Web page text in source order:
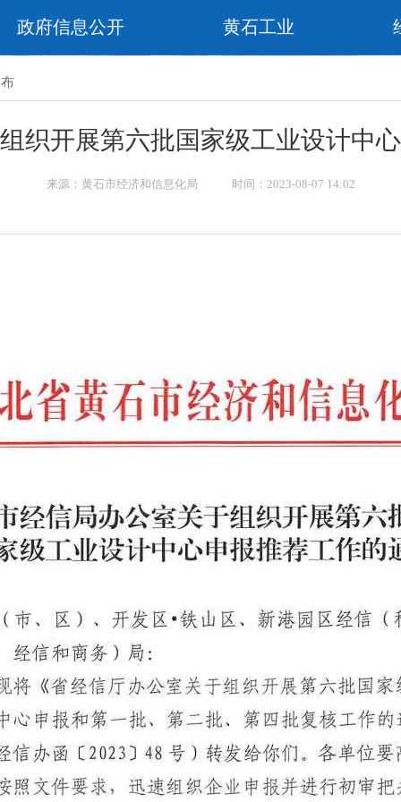
政府信息公开 黄石工业
织开展第六批国家级工业设计中
来源：黄石市经济和信息化局 时间：2023-08-07 14:02